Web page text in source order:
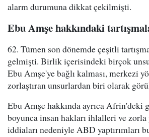
alarm durumuna dikkat çekilmişti.
Ebu Amşe hakkındaki
62. Tümen son dönemde çeşitli
gelmişti. Birlik içerisindeki birçok
Ebu Amşe'ye bağlı kalması, merkezi
zorlaştıran unsurlardan biri olarak
Ebu Amşe hakkında ayrıca Afrin'deki
boyunca insan hakları ihlalleri ve
iddiaları nedeniyle ABD yaptırımları